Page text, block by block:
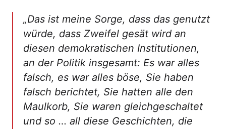
„Das ist meine Sorge, dass das genutzt
würde, dass Zweifel gesät wird an
diesen demokratischen Institutionen,
an der Politik insgesamt: Es war alles
falsch, es war alles böse, Sie haben
falsch berichtet, Sie hatten alle den
Maulkorb, Sie waren gleichgeschaltet
und so … all diese Geschichten, die